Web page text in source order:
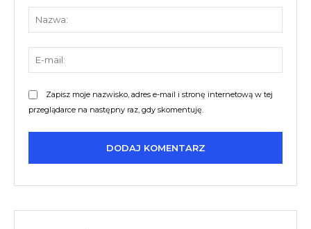
Zapisz moje nazwisko, adres e-mail i stronę internetową w tej
przeglądarce na następny raz, gdy skomentuję.